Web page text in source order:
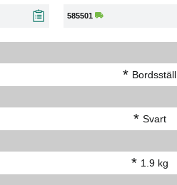
585501
* Bordsställ
* Svart
* 1.9 kg